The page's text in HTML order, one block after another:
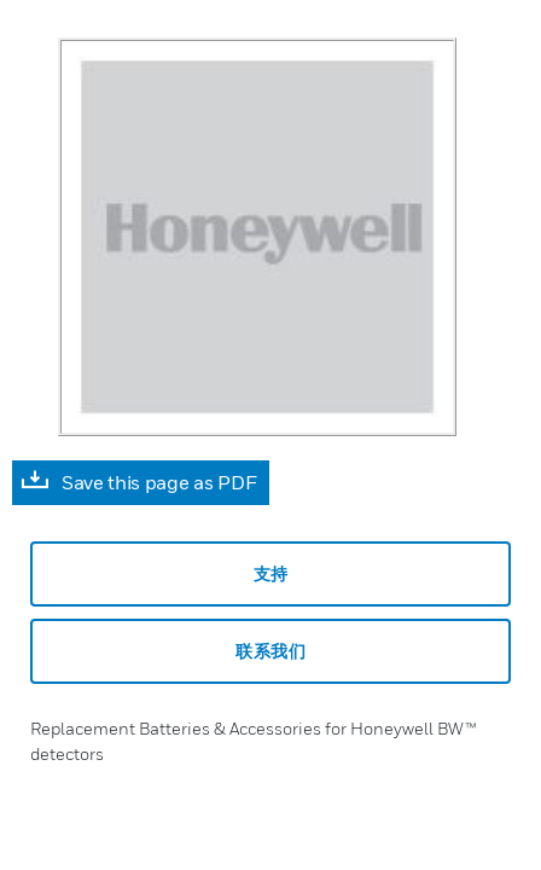
Save this page as PDF
支持
联系我们
Replacement Batteries & Accessories for Honeywell BW™
detectors